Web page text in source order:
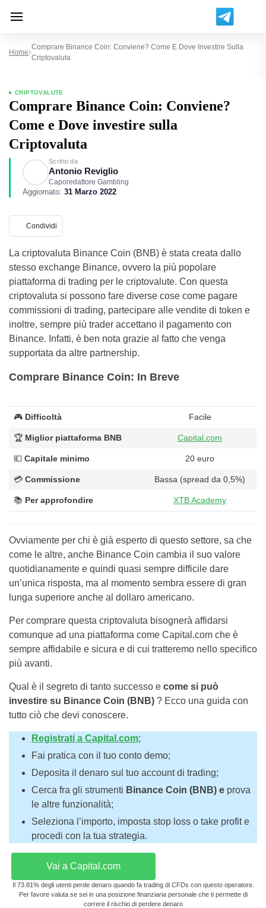
Home
Comprare Binance Coin: Conviene? Come E Dove Investire Sulla
Criptovaluta
CRIPTOVALUTE
Comprare Binance Coin: Conviene?
Come e Dove investire sulla
Criptovaluta
Scritto da
Antonio Reviglio
Caporedattore Gambling
Aggiornato: 31 Marzo 2022
Condividi
La criptovaluta Binance Coin (BNB) è stata creata dallo
stesso exchange Binance, ovvero la più popolare
piattaforma di trading per le criptovalute. Con questa
criptovaluta si possono fare diverse cose come pagare
commissioni di trading, partecipare alle vendite di token e
inoltre, sempre più trader accettano il pagamento con
Binance. Infatti, è ben nota grazie al fatto che venga
supportata da altre partnership.
Comprare Binance Coin: In Breve
🎮 Difficoltà Facile
🏆 Miglior piattaforma BNB Capital.com
💶 Capitale minimo 20 euro
💳 Commissione Bassa (spread da 0,5%)
📚 Per approfondire XTB Academy
Ovviamente per chi è già esperto di questo settore, sa che
come le altre, anche Binance Coin cambia il suo valore
quotidianamente e quindi quasi sempre difficile dare
un’unica risposta, ma al momento sembra essere di gran
lunga superiore anche al dollaro americano.
Per comprare questa criptovaluta bisognerà affidarsi
comunque ad una piattaforma come Capital.com che è
sempre affidabile e sicura e di cui tratteremo nello specifico
più avanti.
Qual è il segreto di tanto successo e come si può
investire su Binance Coin (BNB) ? Ecco una guida con
tutto ciò che devi conoscere.
Registrati a Capital.com;
Fai pratica con il tuo conto demo;
Deposita il denaro sul tuo account di trading;
Cerca fra gli strumenti Binance Coin (BNB) e prova
le altre funzionalità;
Seleziona l’importo, imposta stop loss o take profit e
procedi con la tua strategia.
Vai a Capital.com
Il 73.81% degli utenti perde denaro quando fa trading di CFDs con questo operatore.
Per favore valuta se sei in una posizione finanziaria personale che ti permette di
correre il rischio di perdere denaro